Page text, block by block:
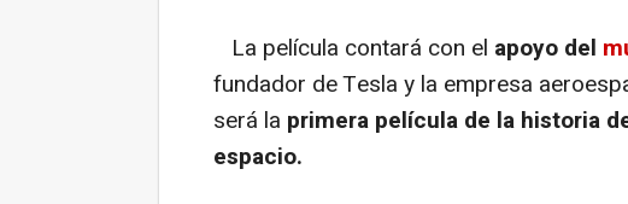
La película contará con el apoyo del
fundador de Tesla y la empresa
será la primera película de la historia
espacio.